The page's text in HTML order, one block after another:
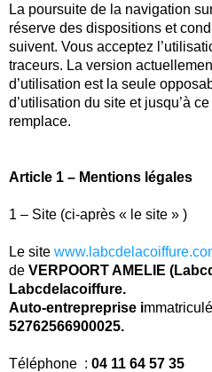
La poursuite de la navigation
réserve des dispositions et
suivent. Vous acceptez
traceurs. La version
d’utilisation est la seule
d’utilisation du site et jusqu’à
remplace.
Article 1 – Mentions légales
1 – Site (ci-après « le site » )
Le site
de VERPOORT AMELIE
Labcdelacoiffure.
Auto-entrepreprise i
52762566900025.
Téléphone : 04 11 64 57 35